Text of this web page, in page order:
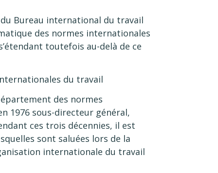
Bureau international du travail
des normes internationales
toutefois au-delà de ce
du travail
des normes
1976 sous-directeur général,
ces trois décennies, il est
sont saluées lors de la
internationale du travail